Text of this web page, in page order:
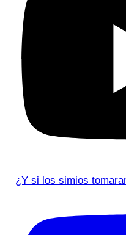
¿Y si los simios